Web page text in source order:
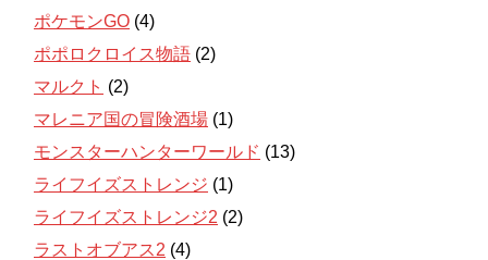
ポケモンGO (4)
ポポロクロイス物語 (2)
マルクト (2)
マレニア国の冒険酒場 (1)
モンスターハンターワールド (13)
ライフイズストレンジ (1)
ライフイズストレンジ2 (2)
ラストオブアス2 (4)